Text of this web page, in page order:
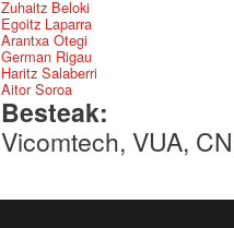
Zuhaitz Beloki
Egoitz Laparra
Arantxa Otegi
German Rigau
Haritz Salaberri
Aitor Soroa
Besteak:
Vicomtech, VUA,